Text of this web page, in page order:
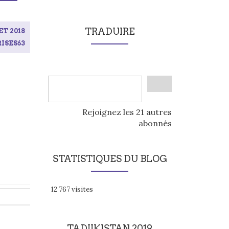
2018
TRADUIRE
Rejoignez les 21 autres
abonnés
STATISTIQUES DU BLOG
12 767 visites